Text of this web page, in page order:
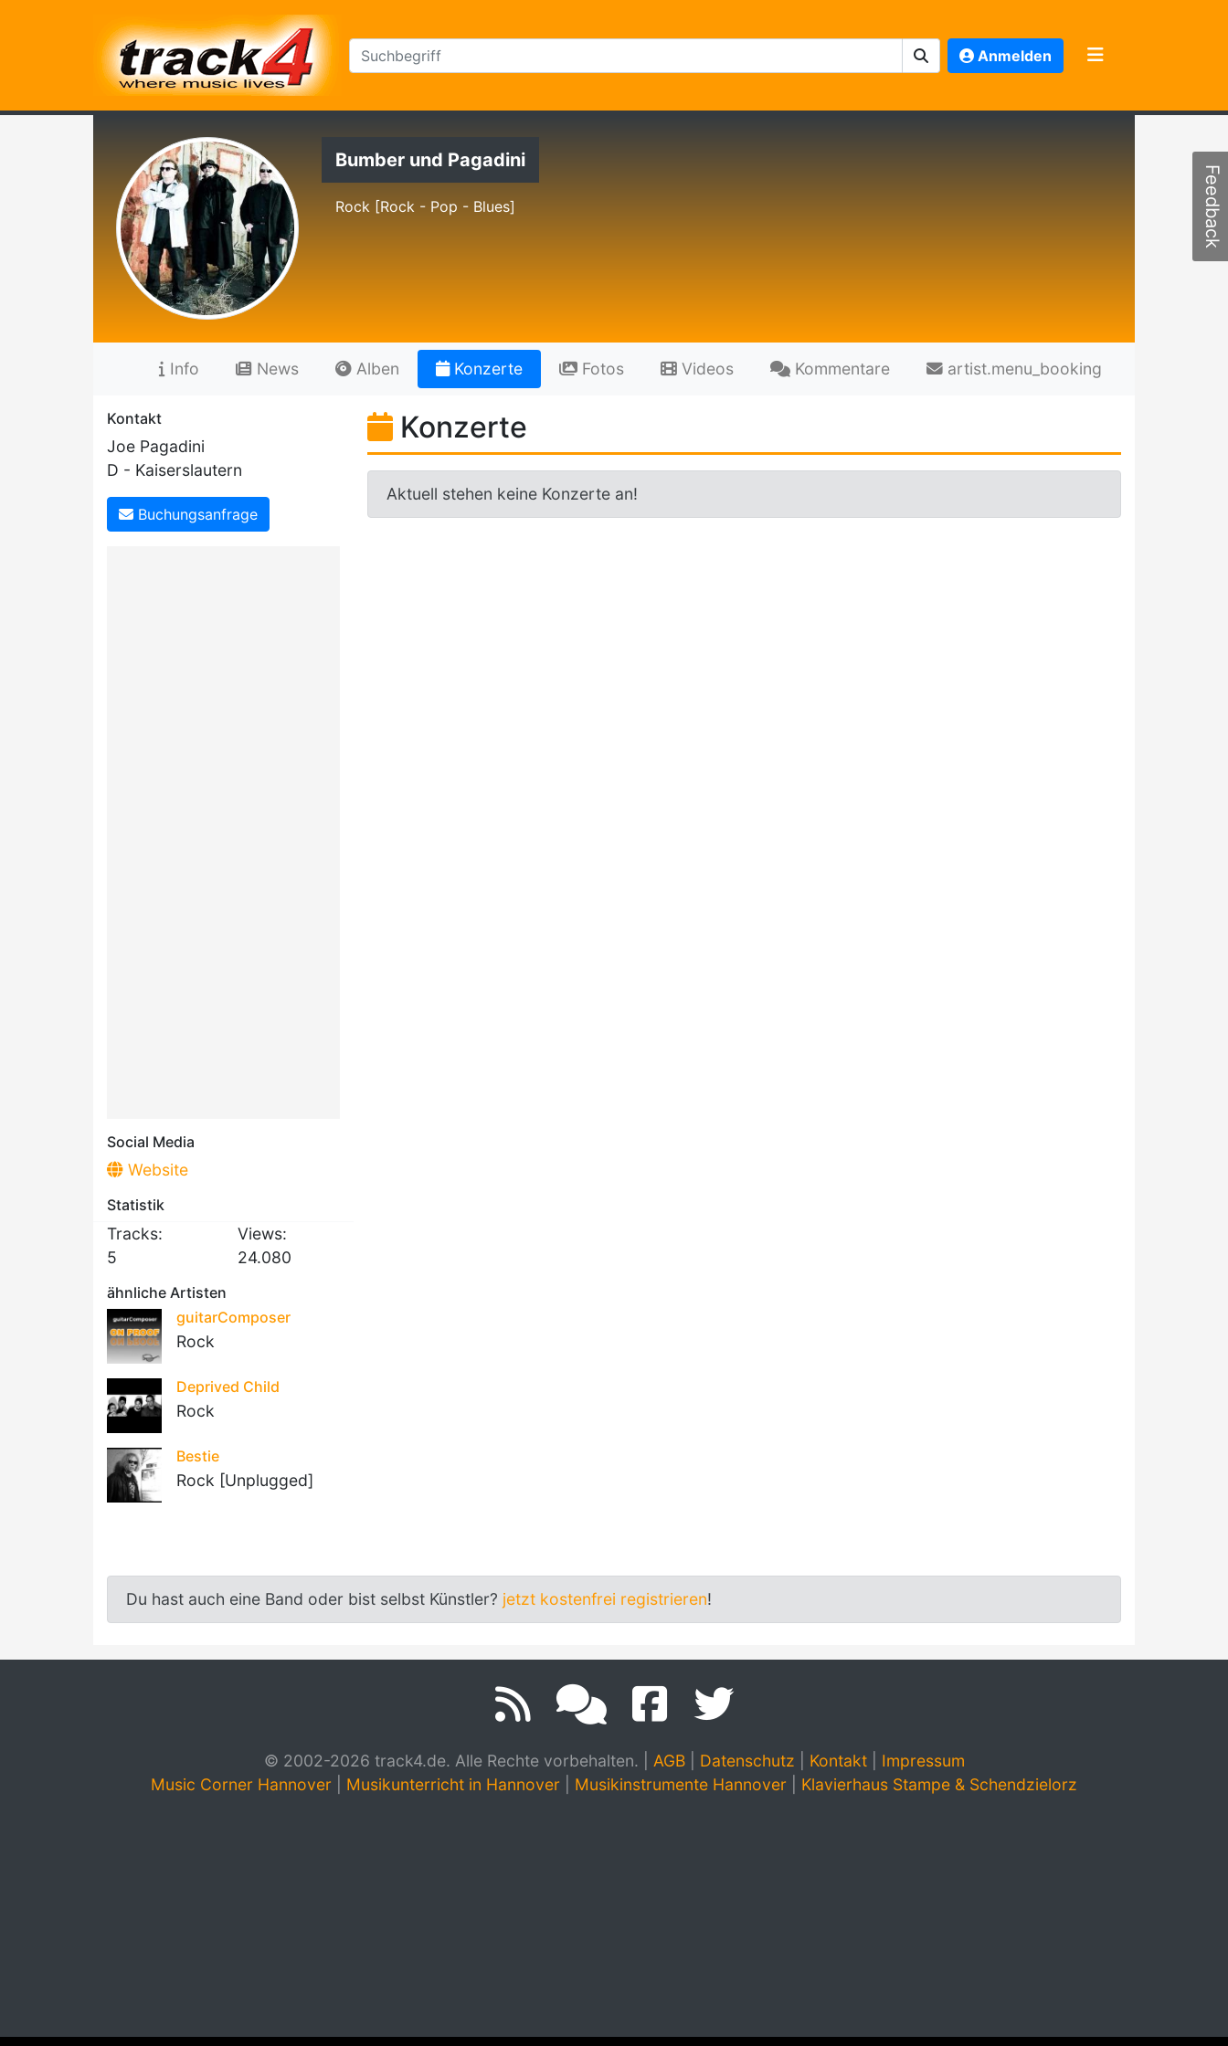
Anmelden
Bumber und Pagadini
Rock [Rock - Pop - Blues]
Info News Alben Konzerte Fotos Videos Kommentare artist.menu_booking
Kontakt
Joe Pagadini
D - Kaiserslautern
Buchungsanfrage
Social Media
Website
Statistik
Tracks:
5
Views:
24.080
ähnliche Artisten
guitarComposer
Rock
Deprived Child
Rock
Bestie
Rock [Unplugged]
Konzerte
Aktuell stehen keine Konzerte an!
Du hast auch eine Band oder bist selbst Künstler? jetzt kostenfrei registrieren!
© 2002-2026 track4.de. Alle Rechte vorbehalten. AGB| Datenschutz Kontakt| Impressum
Music Corner Hannover
Musikunterricht in Hannover Musikinstrumente Hannover Klavierhaus Stampe & Schendzielorz
Feedback